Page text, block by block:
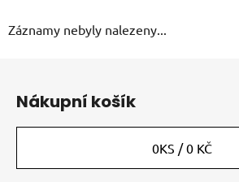
Záznamy nebyly nalezeny...
Nákupní košík
0KS /0 KČ